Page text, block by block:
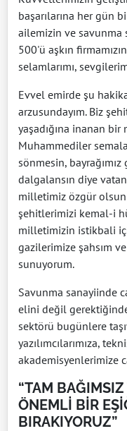
başarılarına her gün
ailemizin ve savunma
500'ü aşkın
selamlarımı,
Evvel emirde şu
arzusundayım. Biz
yaşadığına inanan bir
Muhammediler
sönmesin,
dalgalansın diye
milletimiz özgür olsun
şehitlerimizi kemal-i
milletimizin istikbali
gazilerimize şahsım
sunuyorum.
Savunma sanayiinde
elini değil
sektörü bugünlere
yazılımcılarımıza,
akademisyenlerimize
“TAM
ÖNEMLİ BİR
BIRAKIYORUZ”